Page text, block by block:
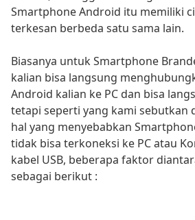
Smartphone Android itu memiliki
terkesan berbeda satu sama lain.
Biasanya untuk Smartphone
kalian bisa langsung
Android kalian ke PC dan bisa
tetapi seperti yang kami sebutkan
hal yang menyebabkan
tidak bisa terkoneksi ke PC atau
kabel USB, beberapa faktor
sebagai berikut :